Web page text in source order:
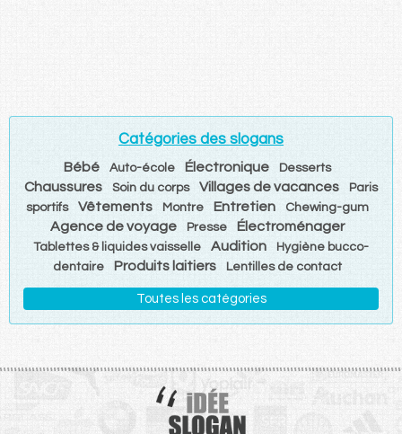
Catégories des slogans
Bébé Auto-école Électronique Desserts
Chaussures Soin du corps Villages de vacances
Paris
sportifs
Vêtements Montre Entretien Chewing-gum
Agence de voyage Presse Électroménager
Tablettes & liquides vaisselle Audition
Hygiène bucco-
dentaire
Produits laitiers Lentilles de contact
Toutes les catégories